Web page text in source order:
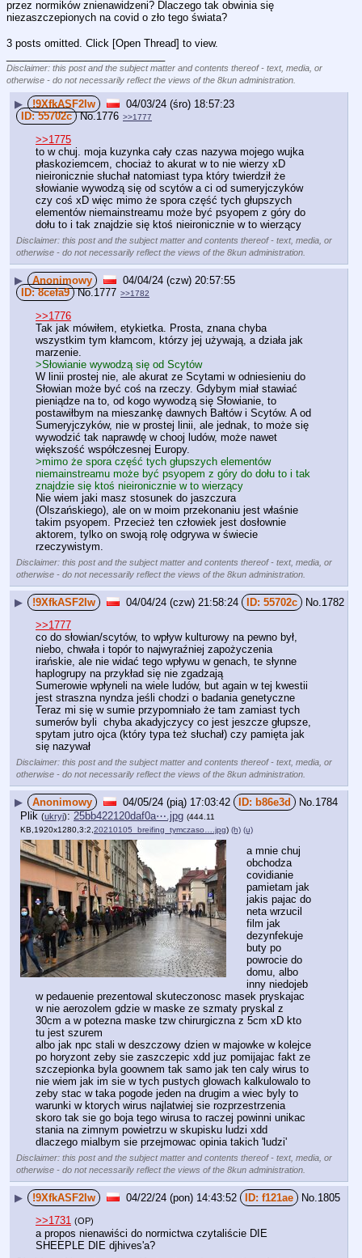
przez normików znienawidzeni? Dlaczego tak obwinia się
niezaszczepionych na covid o zło tego świata?
3 posts omitted. Click [Open Thread] to view.
Disclaimer: this post and the subject matter and contents thereof - text, media, or
otherwise - do not necessarily reflect the views of the 8kun administration.
▶ !9XfkASF2Iw
04/03/24 (śro) 18:57:23
55702c
No.1776 >>1777
>>1775
to w chuj. moja kuzynka cały czas nazywa mojego wujka
płaskoziemcem, chociaż to akurat w to nie wierzy xD
nieironicznie słuchał natomiast typa który twierdził że
słowianie wywodzą się od scytów a ci od sumeryjczyków
czy coś xD więc mimo że spora część tych głupszych
elementów niemainstreamu może być psyopem z góry do
dołu to i tak znajdzie się ktoś nieironicznie w to wierzący
Disclaimer: this post and the subject matter and contents thereof - text, media, or
otherwise - do not necessarily reflect the views of the 8kun administration.
▶ Anonimowy
04/04/24 (czw) 20:57:55
8cefa9
No.1777 >>1782
>>1776
Tak jak mówiłem, etykietka. Prosta, znana chyba
wszystkim tym kłamcom, którzy jej używają, a działa jak
marzenie.
>Słowianie wywodzą się od Scytów
W linii prostej nie, ale akurat ze Scytami w odniesieniu do
Słowian może być coś na rzeczy. Gdybym miał stawiać
pieniądze na to, od kogo wywodzą się Słowianie, to
postawiłbym na mieszankę dawnych Bałtów i Scytów. A od
Sumeryjczyków, nie w prostej linii, ale jednak, to może się
wywodzić tak naprawdę w chooj ludów, może nawet
większość współczesnej Europy.
>mimo że spora część tych głupszych elementów
niemainstreamu może być psyopem z góry do dołu to i tak
znajdzie się ktoś nieironicznie w to wierzący
Nie wiem jaki masz stosunek do jaszczura
(Olszańskiego), ale on w moim przekonaniu jest właśnie
takim psyopem. Przecież ten człowiek jest dosłownie
aktorem, tylko on swoją rolę odgrywa w świecie
rzeczywistym.
Disclaimer: this post and the subject matter and contents thereof - text, media, or
otherwise - do not necessarily reflect the views of the 8kun administration.
▶ !9XfkASF2Iw 04/04/24 (czw) 21:58:24 55702c No. 1782
>>1777
co do słowian/scytów, to wpływ kulturowy na pewno był,
niebo, chwała i topór to najwyraźniej zapożyczenia
irańskie, ale nie widać tego wpływu w genach, te słynne
haplogrupy na przykład się nie zgadzają
Sumerowie wpłyneli na wiele ludów, but again w tej kwestii
jest straszna nyndza jeśli chodzi o badania genetyczne
Teraz mi się w sumie przypomniało że tam zamiast tych
sumerów byli  chyba akadyjczycy co jest jeszcze głupsze,
spytam jutro ojca (który typa też słuchał) czy pamięta jak
się nazywał
Disclaimer: this post and the subject matter and contents thereof - text, media, or
otherwise - do not necessarily reflect the views of the 8kun administration.
▶ Anonimowy 04/05/24 (pią) 17:03:42 b86e3d No. 1784
Plik (ukryj): 25bb422120daf0a⋯.jpg (444.11
KB,1920x1280,3:2,20210105_breifing_tymczaso….jpg) (h) (u)
a mnie chuj
obchodza
covidianie
pamietam jak
jakis pajac do
neta wrzucil
film jak
dezynfekuje
buty po
powrocie do
domu, albo
inny niedojeb
w pedauenie prezentowal skuteczonosc masek pryskajac
w nie aerozolem gdzie w maske ze szmaty pryskal z
30cm a w potezna maske tzw chirurgiczna z 5cm xD kto
tu jest szurem
albo jak npc stali w deszczowy dzien w majowke w kolejce
po horyzont zeby sie zaszczepic xdd juz pomijajac fakt ze
szczepionka byla goownem tak samo jak ten caly wirus to
nie wiem jak im sie w tych pustych glowach kalkulowalo to
zeby stac w taka pogode jeden na drugim a wiec byly to
warunki w ktorych wirus najlatwiej sie rozprzestrzenia
skoro tak sie go boja tego wirusa to raczej powinni unikac
stania na zimnym powietrzu w skupisku ludzi xdd
dlaczego mialbym sie przejmowac opinia takich 'ludzi'
Disclaimer: this post and the subject matter and contents thereof - text, media, or
otherwise - do not necessarily reflect the views of the 8kun administration.
▶ !9XfkASF2Iw 04/22/24 (pon) 14:43:52 f121ae No. 1805
>>1731 (OP)
a propos nienawiści do normictwa czytaliście DIE
SHEEPLE DIE djhives'a?